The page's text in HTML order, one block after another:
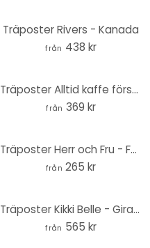
Träposter Rivers - Kanada
från 438 kr
Träposter Alltid kaffe först och sedan världen
från 369 kr
Träposter Herr och Fru - Fyrkant
från 265 kr
Träposter Kikki Belle - Girafferna
från 565 kr